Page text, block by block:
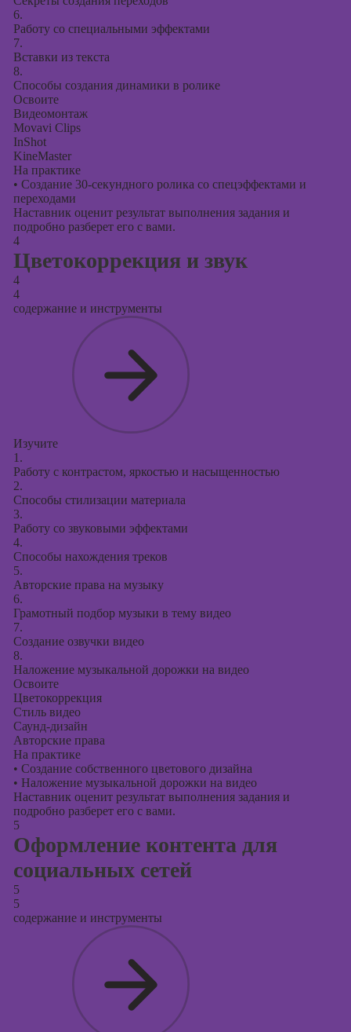
6.
Работу со специальными эффектами
7.
Вставки из текста
8.
Способы создания динамики в ролике
Освоите
Видеомонтаж
Movavi Clips
InShot
KineMaster
На практике
• Создание 30-секундного ролика со спецэффектами и
переходами
Наставник оценит результат выполнения задания и
подробно разберет его с вами.
4
Цветокоррекция и звук
4
4
содержание и инструменты
Изучите
1.
Работу с контрастом, яркостью и насыщенностью
2.
Способы стилизации материала
3.
Работу со звуковыми эффектами
4.
Способы нахождения треков
5.
Авторские права на музыку
6.
Грамотный подбор музыки в тему видео
7.
Создание озвучки видео
8.
Наложение музыкальной дорожки на видео
Освоите
Цветокоррекция
Стиль видео
Саунд-дизайн
Авторские права
На практике
• Создание собственного цветового дизайна
• Наложение музыкальной дорожки на видео
Наставник оценит результат выполнения задания и
подробно разберет его с вами.
5
Оформление контента для
социальных сетей
5
5
содержание и инструменты